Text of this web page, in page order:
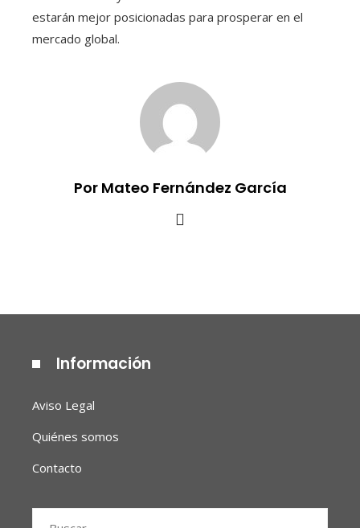
estarán mejor posicionadas para prosperar en el
mercado global.
Por Mateo Fernández García
Información
Aviso Legal
Quiénes somos
Contacto